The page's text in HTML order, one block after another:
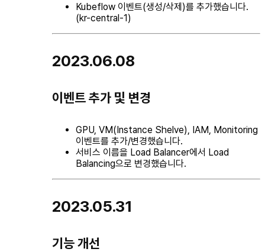
Kubeflow 이벤트(생성/삭제)를 추가했습니다.
(kr-central-1)
2023.06.08
이벤트 추가 및 변경
GPU, VM(Instance Shelve), IAM, Monitoring
이벤트를 추가/변경했습니다.
서비스 이름을 Load Balancer에서 Load
Balancing으로 변경했습니다.
2023.05.31
기능 개선